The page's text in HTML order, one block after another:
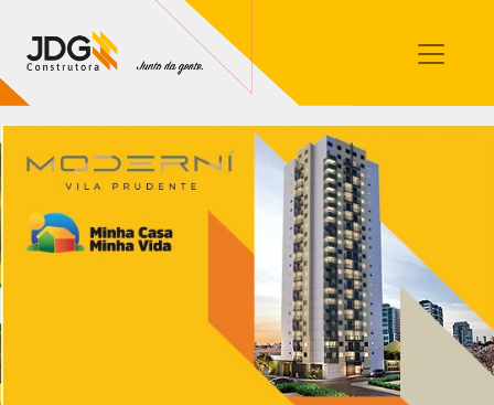
Contato
Sobre nós
Blog